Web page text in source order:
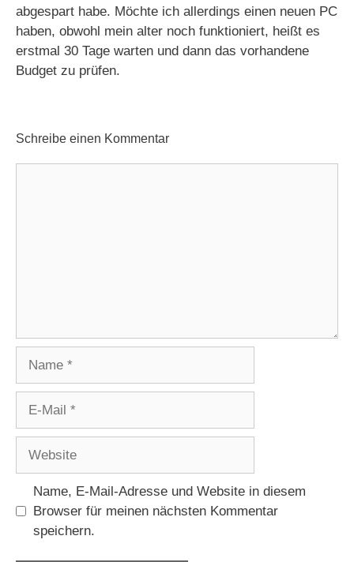
abgespart habe. Möchte ich allerdings einen neuen PC
haben, obwohl mein alter noch funktioniert, heißt es
erstmal 30 Tage warten und dann das vorhandene
Budget zu prüfen.
Schreibe einen Kommentar
Name, E-Mail-Adresse und Website in diesem
Browser für meinen nächsten Kommentar
speichern.